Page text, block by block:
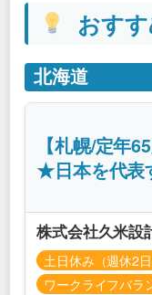
おす
北海道
【札幌/定年
★日本を代表
株式会社久米設
土日休み（週休2日
ワークライフバラ